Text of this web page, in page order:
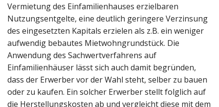
Vermietung des Einfamilienhauses erzielbaren
Nutzungsentgelte, eine deutlich geringere Verzinsung
des eingesetzten Kapitals erzielen als z.B. ein weniger
aufwendig bebautes Mietwohngrundstück. Die
Anwendung des Sachwertverfahrens auf
Einfamilienhäuser lässt sich auch damit begründen,
dass der Erwerber vor der Wahl steht, selber zu bauen
oder zu kaufen. Ein solcher Erwerber stellt folglich auf
die Herstellungskosten ab und vergleicht diese mit dem